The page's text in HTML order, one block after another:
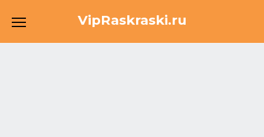
VipRaskraski.ru